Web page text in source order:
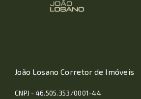
João Losano Corretor de Imóveis
CNPJ - 46.505.353/0001-44